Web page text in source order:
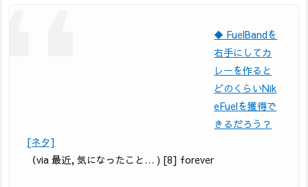
◆ FuelBandを
右手にしてカ
レーを作ると
どのくらいNik
eFuelを獲得で
きるだろう？
[ネタ]
（via 最近, 気になったこと… ) [8] forever